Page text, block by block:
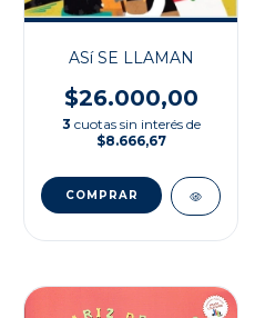
ASí SE LLAMAN
$26.000,00
3 cuotas sin interés de
$8.666,67